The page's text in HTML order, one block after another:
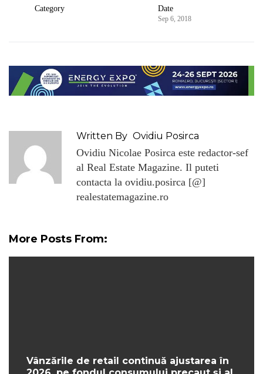
Category Date
Sep 6, 2018
Written By Ovidiu Posirca
Ovidiu Nicolae Posirca este redactor-sef
al Real Estate Magazine. Il puteti
contacta la ovidiu.posirca [@]
realestatemagazine.ro
More Posts From:
Vânzările de retail continuă ajustarea în